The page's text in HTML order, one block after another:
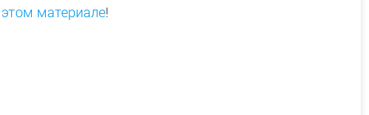
этом материале!